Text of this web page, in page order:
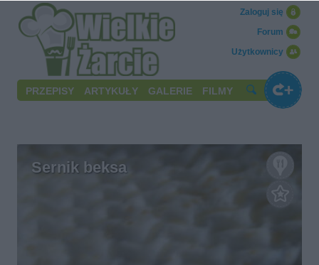
Użytkownicy
Forum
Zaloguj się
PRZEPISY ARTYKUŁY GALERIE FILMY
Sernik beksa